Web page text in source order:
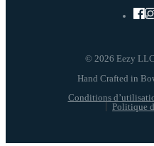
© 2026 Eezy
Conditions
Politique